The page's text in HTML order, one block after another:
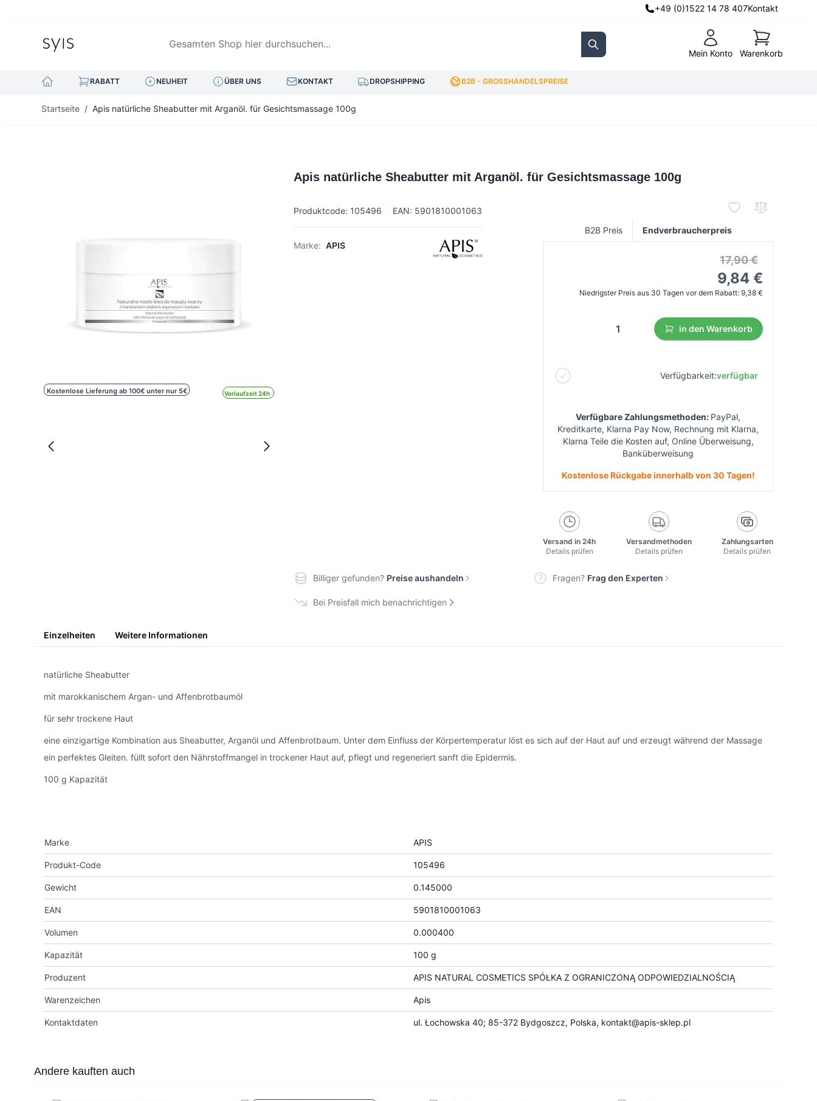
+49 (0)1522 14 78 407Kontakt
Gesamten Shop hier durchsuchen...
Search Mein Konto
Warenkorb
Warenkorb
RABATT NEUHEIT ÜBER UNS KONTAKT DROPSHIPPING B2B - GROSSHANDELSPREISE
Startseite / Apis natürliche Sheabutter mit Arganöl. für Gesichtsmassage 100g
Kostenlose Lieferung ab 100€ unter nur 5€ Vorlaufzeit 24h
Apis natürliche Sheabutter mit Arganöl. für Gesichtsmassage 100g
Produktcode: 105496 EAN: 5901810001063
Marke: APIS
B2B Preis Endverbraucherpreis
17,90 €
9,84 €
Niedrigster Preis aus 30 Tagen vor dem Rabatt: 9,38 €
in den Warenkorb
Verfügbarkeit:verfügbar
Verfügbare Zahlungsmethoden: PayPal,
Kreditkarte, Klarna Pay Now, Rechnung mit Klarna,
Klarna Teile die Kosten auf, Online Überweisung,
Banküberweisung
Kostenlose Rückgabe innerhalb von 30 Tagen!
Versand in 24h
Details prüfen
Versandmethoden
Details prüfen
Zahlungsarten
Details prüfen
Billiger gefunden? Preise aushandeln Fragen? Frag den Experten
Bei Preisfall mich benachrichtigen
Einzelheiten Weitere Informationen
natürliche Sheabutter
mit marokkanischem Argan- und Affenbrotbaumöl
für sehr trockene Haut
eine einzigartige Kombination aus Sheabutter, Arganöl und Affenbrotbaum. Unter dem Einfluss der Körpertemperatur löst es sich auf der Haut auf und erzeugt während der Massage
ein perfektes Gleiten. füllt sofort den Nährstoffmangel in trockener Haut auf, pflegt und regeneriert sanft die Epidermis.
100 g Kapazität
Marke APIS
Produkt-Code 105496
Gewicht 0.145000
EAN 5901810001063
Volumen 0.000400
Kapazität 100 g
Produzent APIS NATURAL COSMETICS SPÓŁKA Z OGRANICZONĄ ODPOWIEDZIALNOŚCIĄ
Warenzeichen Apis
Kontaktdaten ul. Łochowska 40; 85-372 Bydgoszcz, Polska, kontakt@apis-sklep.pl
Press to skip carousel
Andere kauften auch